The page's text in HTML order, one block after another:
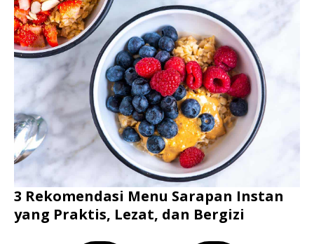
3 Rekomendasi Menu Sarapan Instan
yang Praktis, Lezat, dan Bergizi